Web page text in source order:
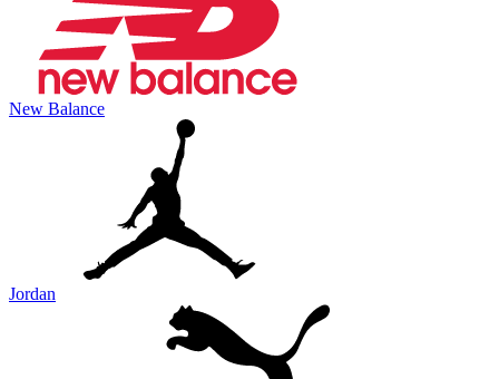
New Balance
Jordan